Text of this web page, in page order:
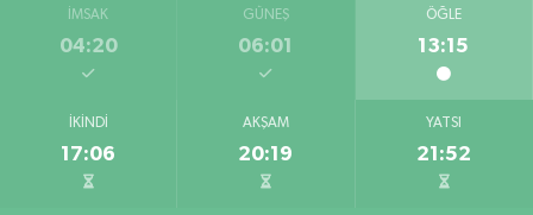
İMSAK
04:20
GÜNEŞ
06:01
ÖĞLE
13:15
İKINDI
17:06
AKŞAM
20:19
YATSI
21:52